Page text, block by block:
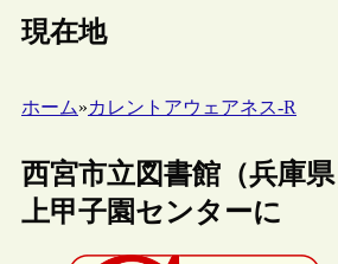
現在地
ホーム»カレントアウェアネス-R
西宮市立図書館（兵庫
上甲子園センターに